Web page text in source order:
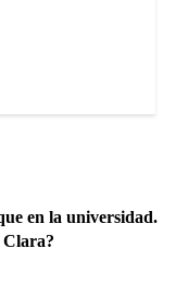
en la universidad.
Clara?